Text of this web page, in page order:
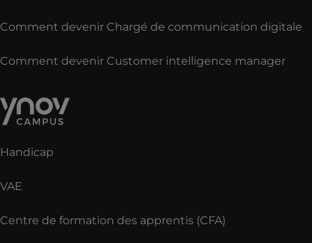
Comment devenir Chargé de communication digitale
Comment devenir Customer intelligence manager
Handicap
VAE
Centre de formation des apprentis (CFA)